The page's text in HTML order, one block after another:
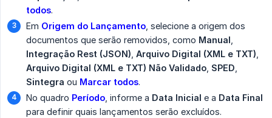
todos.
Em Origem do Lançamento , selecione a origem dos
documentos que serão removidos, como Manual
Integração Rest (JSON) Arquivo Digital (XML e TXT)
Arquivo Digital (XML e TXT) Não Validado SPED
Sintegra ou Marcar todos.
No quadro Período , informe a Data Inicial e a Data Final
para definir quais lançamentos serão excluídos.